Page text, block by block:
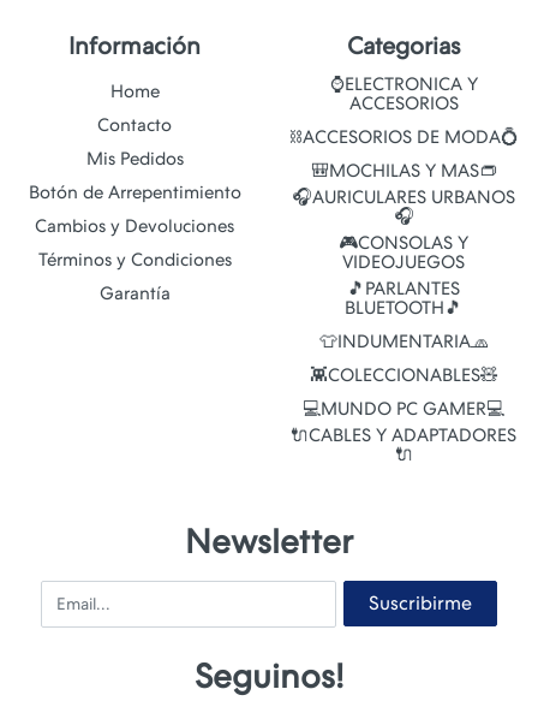
Información
Home
Contacto
Mis Pedidos
Botón de Arrepentimiento
Cambios y Devoluciones
Términos y Condiciones
Garantía
Categorias
⌚ELECTRONICA Y
ACCESORIOS
⛓️ACCESORIOS DE MODA💍
🎒MOCHILAS Y MAS👝
🎧AURICULARES URBANOS
🎧
🎮CONSOLAS Y
VIDEOJUEGOS
🎵PARLANTES
BLUETOOTH🎵
👕INDUMENTARIA🧢
👾COLECCIONABLES🧸
💻MUNDO PC GAMER💻
🔌CABLES Y ADAPTADORES
🔌
Newsletter
Email Suscribirme
Seguinos!